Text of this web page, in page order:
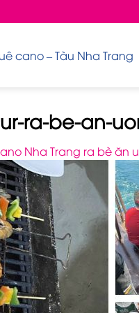
cano – Tàu Nha Trang
ra-be-an-
Nha Trang ra bè ăn